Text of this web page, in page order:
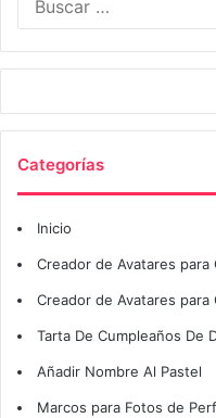
Categorías
Inicio
Creador de Avatares para
Creador de Avatares para
Tarta De Cumpleaños De
Añadir Nombre Al Pastel
Marcos para Fotos de